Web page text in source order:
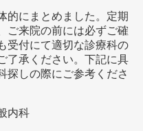
的にまとめました。定期
ご来院の前には必ずご確
受付にて適切な診療科の
了承ください。下記に具
探しの際にご参考くださ
内科